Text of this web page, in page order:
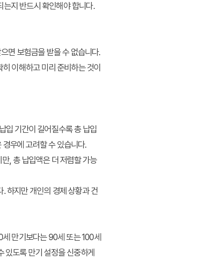
지 반드시 확인해야 합니다.
면 보험금을 받을 수 없습니다.
이해하고 미리 준비하는 것이
입 기간이 길어질수록 총 납입
우에 고려할 수 있습니다.
, 총 납입액은 더 저렴할 가능
하지만 개인의 경제 상황과 건
만기보다는 90세 또는 100세
있도록 만기 설정을 신중하게